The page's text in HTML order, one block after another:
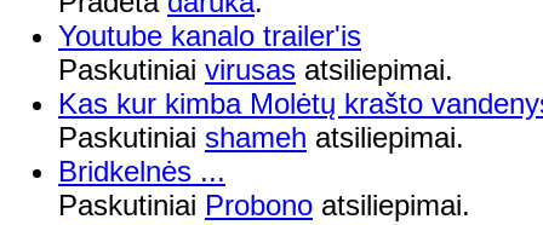
Youtube kanalo trailer'is
Paskutiniai virusas atsiliepimai.
Kas kur kimba Molėtų krašto
Paskutiniai shameh atsiliepimai.
Bridkelnės ...
Paskutiniai Probono atsiliepimai.